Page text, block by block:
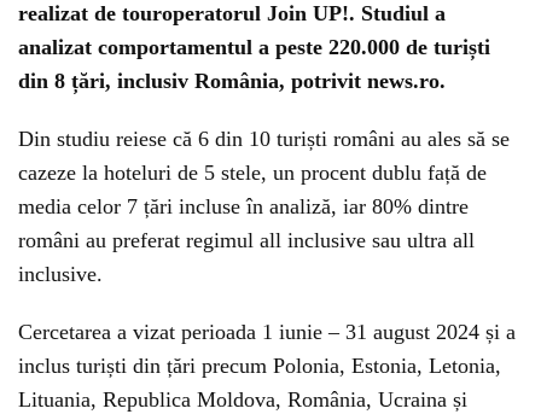
realizat de touroperatorul Join UP!. Studiul a
analizat comportamentul a peste 220.000 de turiști
din 8 țări, inclusiv România, potrivit news.ro.
Din studiu reiese că 6 din 10 turiști români au ales să se
cazeze la hoteluri de 5 stele, un procent dublu față de
media celor 7 țări incluse în analiză, iar 80% dintre
români au preferat regimul all inclusive sau ultra all
inclusive.
Cercetarea a vizat perioada 1 iunie – 31 august 2024 și a
inclus turiști din țări precum Polonia, Estonia, Letonia,
Lituania, Republica Moldova, România, Ucraina și